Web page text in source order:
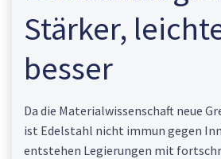
Stärker,
besser
Da die Materialwissenschaft neue
ist Edelstahl nicht immun gegen
entstehen Legierungen mit